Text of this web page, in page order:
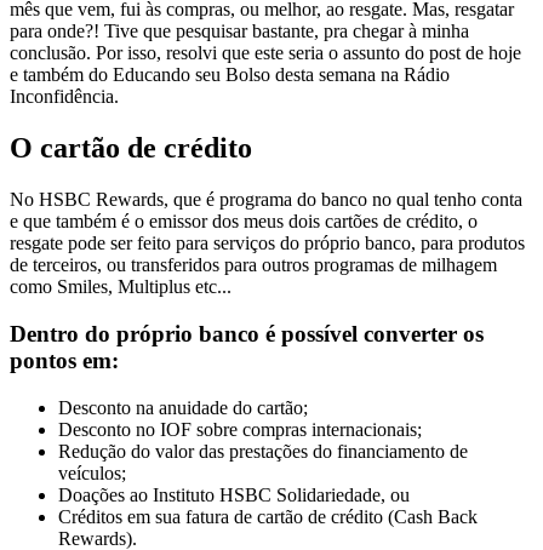
mês que vem, fui às compras, ou melhor, ao resgate. Mas, resgatar
para onde?! Tive que pesquisar bastante, pra chegar à minha
conclusão. Por isso, resolvi que este seria o assunto do post de hoje
e também do Educando seu Bolso desta semana na Rádio
Inconfidência.
O cartão de crédito
No HSBC Rewards, que é programa do banco no qual tenho conta
e que também é o emissor dos meus dois cartões de crédito, o
resgate pode ser feito para serviços do próprio banco, para produtos
de terceiros, ou transferidos para outros programas de milhagem
como Smiles, Multiplus etc...
Dentro do próprio banco é possível converter os
pontos em:
Desconto na anuidade do cartão;
Desconto no IOF sobre compras internacionais;
Redução do valor das prestações do financiamento de
veículos;
Doações ao Instituto HSBC Solidariedade, ou
Créditos em sua fatura de cartão de crédito (Cash Back
Rewards).